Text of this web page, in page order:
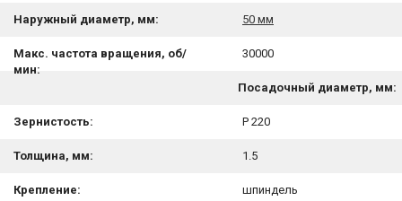
Наружный диаметр, мм: 50 мм
Макс. частота вращения, об/
мин:
30000
Посадочный диаметр, мм:
Зернистость: P 220
Толщина, мм: 1.5
Крепление: шпиндель